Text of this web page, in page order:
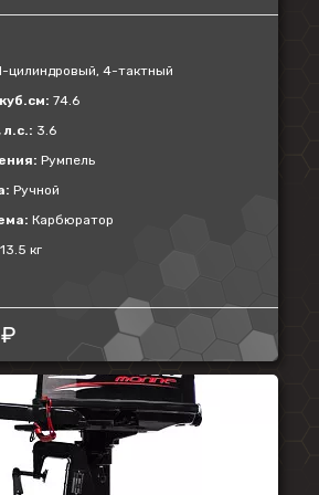
цилиндровый, 4-тактный
74.6
3.6
Румпель
Ручной
Карбюратор
13.5 кг